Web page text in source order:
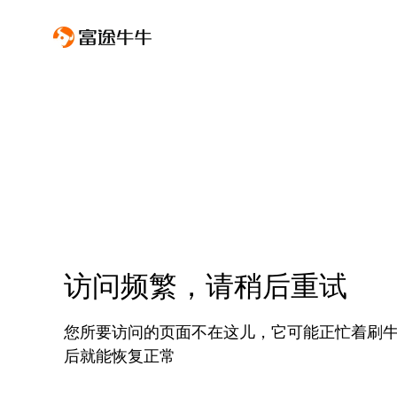
访问频繁，请稍后重试
您所要访问的页面不在这儿，它可能正忙着刷
后就能恢复正常